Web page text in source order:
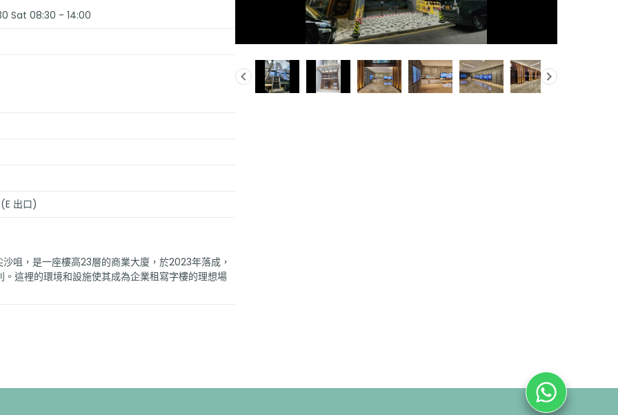
Sat 08:30 - 14:00
出口)
咀，是一座樓高23層的商業大廈，於2023年落成，
這裡的環境和設施使其成為企業租寫字樓的理想場